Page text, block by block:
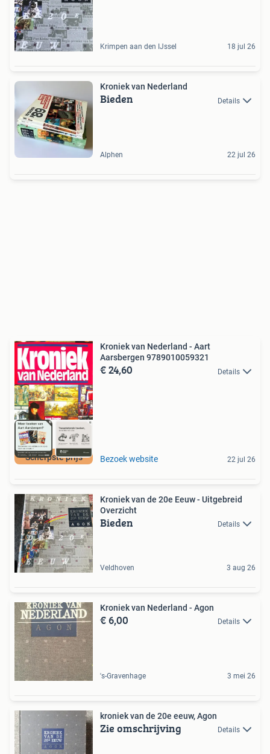
Krimpen aan den IJssel 18 jul 26
Kroniek van Nederland
Bieden Details
Alphen 22 jul 26
Scherpste prijs
Kroniek van Nederland - Aart
Aarsbergen 9789010059321
€ 24,60 Details
Bezoek website 22 jul 26
Kroniek van de 20e Eeuw - Uitgebreid
Overzicht
Bieden Details
Veldhoven 3 aug 26
Kroniek van Nederland - Agon
€ 6,00 Details
's-Gravenhage 3 mei 26
kroniek van de 20e eeuw, Agon
Zie omschrijving Details